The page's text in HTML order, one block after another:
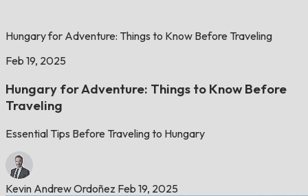
Hungary for Adventure: Things to Know Before Traveling
Feb 19, 2025
Hungary for Adventure: Things to Know Before
Traveling
Essential Tips Before Traveling to Hungary
Kevin Andrew Ordoñez Feb 19, 2025